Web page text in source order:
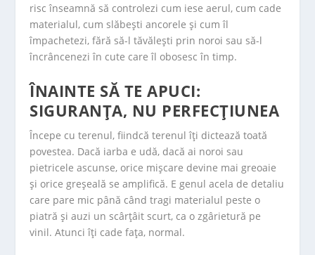
risc înseamnă să controlezi cum iese aerul, cum cade
materialul, cum slăbești ancorele și cum îl
împachetezi, fără să-l tăvălești prin noroi sau să-l
încrâncenezi în cute care îl obosesc în timp.
ÎNAINTE SĂ TE APUCI:
SIGURANȚA, NU PERFECȚIUNEA
Începe cu terenul, fiindcă terenul îți dictează toată
povestea. Dacă iarba e udă, dacă ai noroi sau
pietricele ascunse, orice mișcare devine mai greoaie
și orice greșeală se amplifică. E genul acela de detaliu
care pare mic până când tragi materialul peste o
piatră și auzi un scârțâit scurt, ca o zgârietură pe
vinil. Atunci îți cade fața, normal.